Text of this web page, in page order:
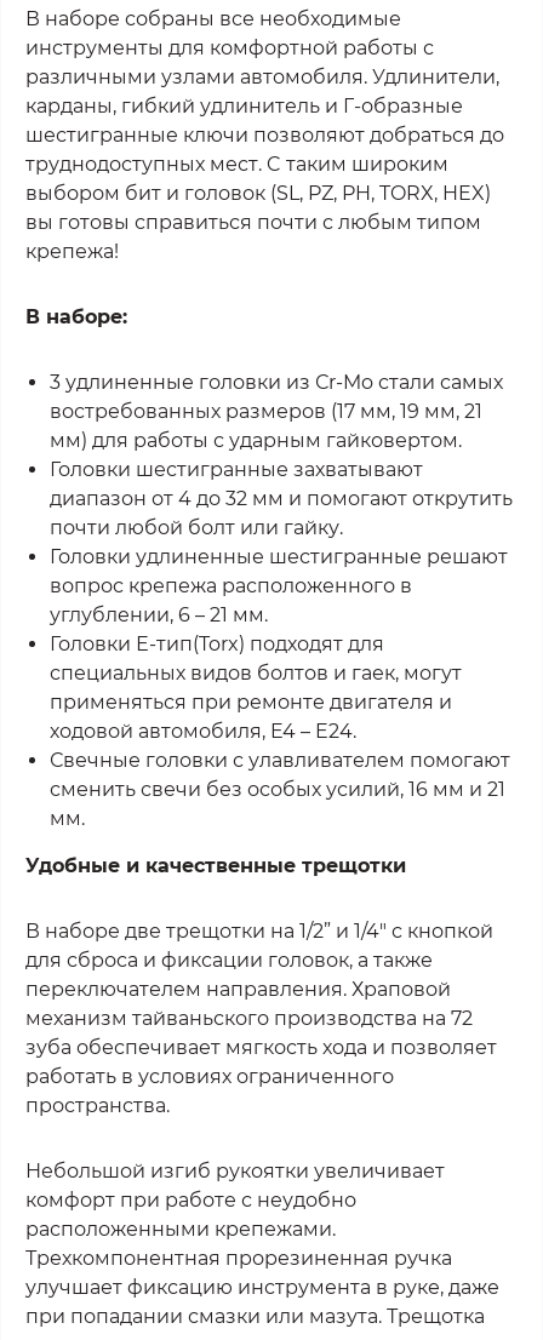
В наборе собраны все необходимые
инструменты для комфортной работы с
различными узлами автомобиля. Удлинители,
карданы, гибкий удлинитель и Г-образные
шестигранные ключи позволяют добраться до
труднодоступных мест. C таким широким
выбором бит и головок (SL, PZ, PH, TORX, HEX)
вы готовы справиться почти с любым типом
крепежа!
В наборе:
3 удлиненные головки из Сr-Mo стали самых
востребованных размеров (17 мм, 19 мм, 21
мм) для работы с ударным гайковертом.
Головки шестигранные захватывают
диапазон от 4 до 32 мм и помогают открутить
почти любой болт или гайку.
Головки удлиненные шестигранные решают
вопрос крепежа расположенного в
углублении, 6 – 21 мм.
Головки Е-тип(Torx) подходят для
специальных видов болтов и гаек, могут
применяться при ремонте двигателя и
ходовой автомобиля, E4 – E24.
Свечные головки с улавливателем помогают
сменить свечи без особых усилий, 16 мм и 21
мм.
Удобные и качественные трещотки
В наборе две трещотки на 1/2” и 1/4" с кнопкой
для сброса и фиксации головок, а также
переключателем направления. Храповой
механизм тайваньского производства на 72
зуба обеспечивает мягкость хода и позволяет
работать в условиях ограниченного
пространства.
Небольшой изгиб рукоятки увеличивает
комфорт при работе с неудобно
расположенными крепежами.
Трехкомпонентная прорезиненная ручка
улучшает фиксацию инструмента в руке, даже
при попадании смазки или мазута. Трещотка